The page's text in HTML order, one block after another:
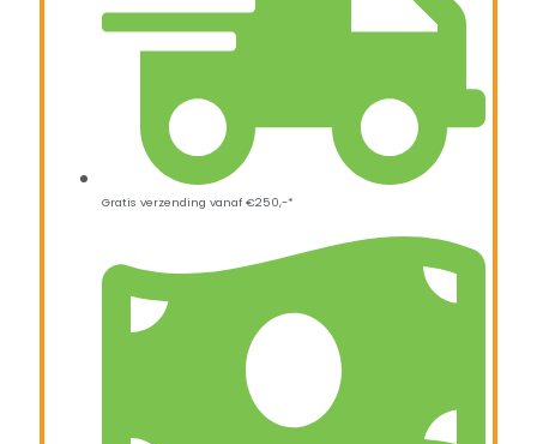
Gratis verzending vanaf €250,-*